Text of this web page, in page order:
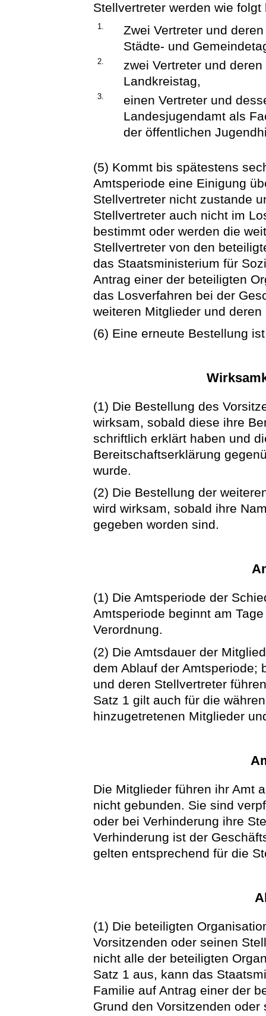
Stellvertreter werden wie folgt
1.
Zwei Vertreter und
Städte- und
2.
zwei Vertreter und
Landkreistag,
3.
einen Vertreter und
Landesjugendamt als
der öffentlichen
(5) Kommt bis spätestens
Amtsperiode eine Einigung
Stellvertreter nicht zustande
Stellvertreter auch nicht im
bestimmt oder werden die
Stellvertreter von den
das Staatsministerium für
Antrag einer der beteiligten
das Losverfahren bei der
weiteren Mitglieder und deren
(6) Eine erneute Bestellung
(1) Die Bestellung des
wirksam, sobald diese ihre
schriftlich erklärt haben und
Bereitschaftserklärung
wurde.
(2) Die Bestellung der
wird wirksam, sobald ihre
gegeben worden sind.
(1) Die Amtsperiode der
Amtsperiode beginnt am
Verordnung.
(2) Die Amtsdauer der
dem Ablauf der Amtsperiode;
und deren Stellvertreter
Satz 1 gilt auch für die
hinzugetretenen Mitglieder
Die Mitglieder führen ihr Amt
nicht gebunden. Sie sind
oder bei Verhinderung ihre
Verhinderung ist der
gelten entsprechend für die
(1) Die beteiligten
Vorsitzenden oder seinen
nicht alle der beteiligten
Satz 1 aus, kann das
Familie auf Antrag einer der
Grund den Vorsitzenden